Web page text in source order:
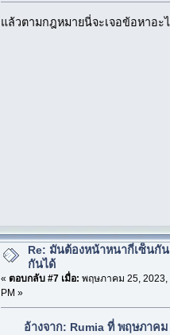
แล้วตามกฎหมายนี่จะเจอข้อหาอะ
Re: มันต้องหน้าหนากี่เซ็นกั
กันได้
« ตอบกลับ #7 เมื่อ: พฤษภาคม 25, 2023,
PM »
อ้างจาก: Rumia ที่ พฤษภาคม